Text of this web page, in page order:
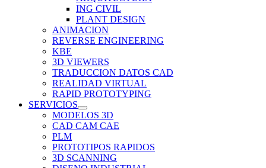
ING CIVIL
PLANT DESIGN
ANIMACION
REVERSE ENGINEERING
KBE
3D VIEWERS
TRADUCCION DATOS CAD
REALIDAD VIRTUAL
RAPID PROTOTYPING
SERVICIOS
MODELOS 3D
CAD CAM CAE
PLM
PROTOTIPOS RAPIDOS
3D SCANNING